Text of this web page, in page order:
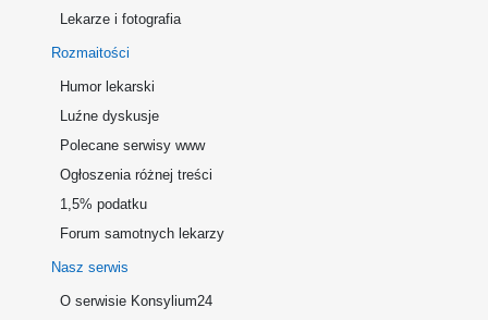
Lekarze i fotografia
Rozmaitości
Humor lekarski
Luźne dyskusje
Polecane serwisy www
Ogłoszenia różnej treści
1,5% podatku
Forum samotnych lekarzy
Nasz serwis
O serwisie Konsylium24